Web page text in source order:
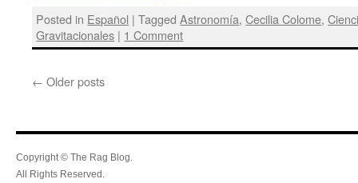
Posted in Español | Tagged Astronomía,Cecilia Colome,
Gravitacionales | 1 Comment
← Older posts
Copyright © The Rag Blog.
All Rights Reserved.